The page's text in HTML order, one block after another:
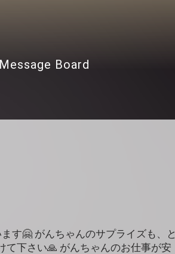
Board
す🤗 がんちゃんのサプライズも、と
て下さい🙏 がんちゃんのお仕事が安